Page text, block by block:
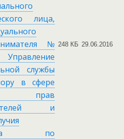
лица,
№
службы
в сфере
прав
и
по
248 КБ 29.06.2016